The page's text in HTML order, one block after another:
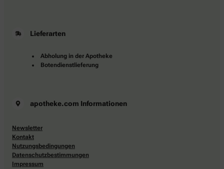
Lieferarten
Abholung in der Apotheke
Botendienstlieferung
apotheke.com Informationen
Newsletter
Kontakt
Nutzungsbedingungen
Datenschutzbestimmungen
Impressum